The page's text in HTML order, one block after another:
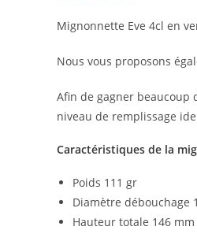
Mignonnette Eve 4cl en
Nous vous proposons
Afin de gagner beaucoup
niveau de remplissage
Caractéristiques de la
Poids 111 gr
Diamètre débouchage
Hauteur totale 146 mm